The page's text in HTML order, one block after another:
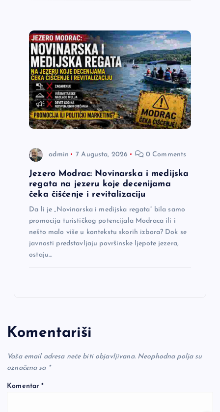
admin 7 Augusta, 2026 0 Comments
Jezero Modrac: Novinarska i medijska
regata na jezeru koje decenijama
čeka čišćenje i revitalizaciju
Da li je „Novinarska i medijska regata“ bila samo
promocija turističkog potencijala Modraca ili i
nešto malo više u kontekstu skorih izbora? Dok se
javnosti predstavljaju površinske ljepote jezera,
ostaju…
Komentariši
Vaša email adresa neće biti objavljivana. Neophodna polja su
označena sa *
Komentar*